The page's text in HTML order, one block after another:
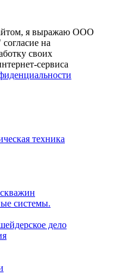
я выражаю ООО
на
своих
сервиса
техника
системы.
дело